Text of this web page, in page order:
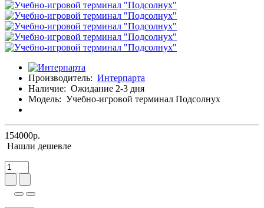
Производитель: Интерпарта
Наличие: Ожидание 2-3 дня
Модель: Учебно-игровой терминал Подсолнух
154000р.
Нашли дешевле